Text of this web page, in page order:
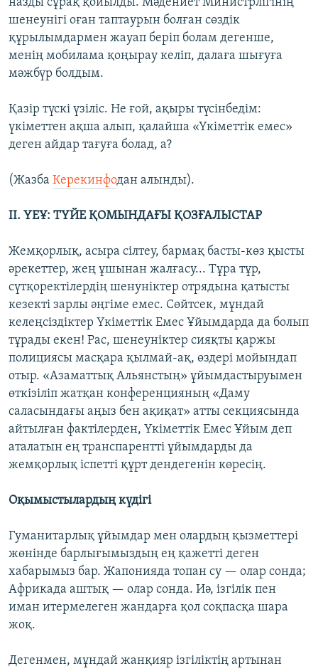
назды сұрақ қойылды. Мәдениет Министрлігінің
шенеунігі оған таптаурын болған сөздік
құрылымдармен жауап беріп болам дегенше,
менің мобилама қоңырау келіп, далаға шығуға
мәжбүр болдым.
Қазір түскі үзіліс. Не ғой, ақыры түсінбедім:
үкіметтен ақша алып, қалайша «Үкіметтік емес»
деген айдар тағуға болад, а?
(Жазба Керекинфодан алынды).
ІІ. ҮЕҰ: ТҮЙЕ ҚОМЫНДАҒЫ ҚОЗҒАЛЫСТАР
Жемқорлық, асыра сілтеу, бармақ басты-көз қысты
әрекеттер, жең ұшынан жалғасу... Тұра тұр,
сүтқоректілердің шенуніктер отрядына қатысты
кезекті зарлы әңгіме емес. Сөйтсек, мұндай
келеңсіздіктер Үкіметтік Емес Ұйымдарда да болып
тұрады екен! Рас, шенеуніктер сияқты қаржы
полициясы масқара қылмай-ақ, өздері мойындап
отыр. «Азаматтық Альянстың» ұйымдастыруымен
өткізіліп жатқан конференцияның «Даму
саласындағы аңыз бен ақиқат» атты секциясында
айтылған фактілерден, Үкіметтік Емес Ұйым деп
аталатын ең транспарентті ұйымдарды да
жемқорлық іспетті құрт дендегенін көресің.
Оқымыстылардың күдігі
Гуманитарлық ұйымдар мен олардың қызметтері
жөнінде барлығымыздың ең қажетті деген
хабарымыз бар. Жапонияда топан су — олар сонда;
Африкада аштық — олар сонда. Иә, ізгілік пен
иман итермелеген жандарға қол соқпасқа шара
жоқ.
Дегенмен, мұндай жанқияр ізгіліктің артынан